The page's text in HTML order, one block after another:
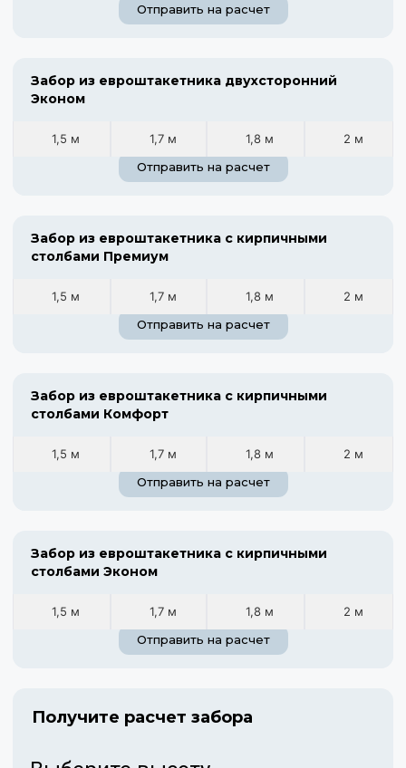
Отправить на расчет
Забор из евроштакетника двухсторонний
Эконом
1,5 м 1,7 м 1,8 м
2 м
Отправить на расчет
Забор из евроштакетника с кирпичными
столбами Премиум
1,5 м 1,7 м 1,8 м
2 м
Отправить на расчет
Забор из евроштакетника с кирпичными
столбами Комфорт
1,5 м 1,7 м 1,8 м
2 м
Отправить на расчет
Забор из евроштакетника с кирпичными
столбами Эконом
1,5 м 1,7 м 1,8 м
2 м
Отправить на расчет
Получите расчет забора